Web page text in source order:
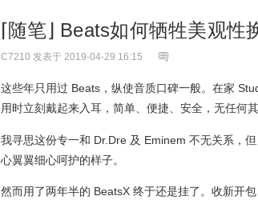
⌈随笔⌋ Beats如何牺牲美观性
C7210 发表于 2019-04-29 16:15
这些年只用过 Beats，纵使音质口碑一般。在家
用时立刻戴起来入耳，简单、便捷、安全，无任何其
我寻思这份专一和 Dr.Dre 及 Eminem 不无关系，
心翼翼细心呵护的样子。
然而用了两年半的 BeatsX 终于还是挂了。收新开